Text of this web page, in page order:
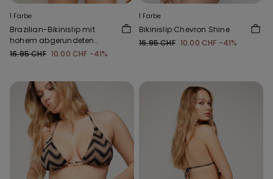
1 Farbe
Brazilian-Bikinislip mit
hohem abgerundeten
Beinausschnitt Sparkling
16.95 CHF 10.00 CHF -41%
1 Farbe
Bikinislip Chevron Shine
16.95 CHF 10.00 CHF -41%